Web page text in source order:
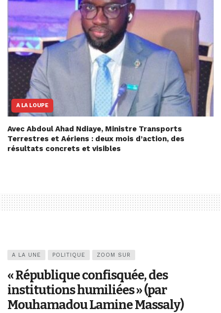
A LA LOUPE
Avec Abdoul Ahad Ndiaye, Ministre Transports
Terrestres et Aériens : deux mois d’action, des
résultats concrets et visibles
A LA UNE POLITIQUE ZOOM SUR
« République confisquée, des
institutions humiliées » (par
Mouhamadou Lamine Massaly)